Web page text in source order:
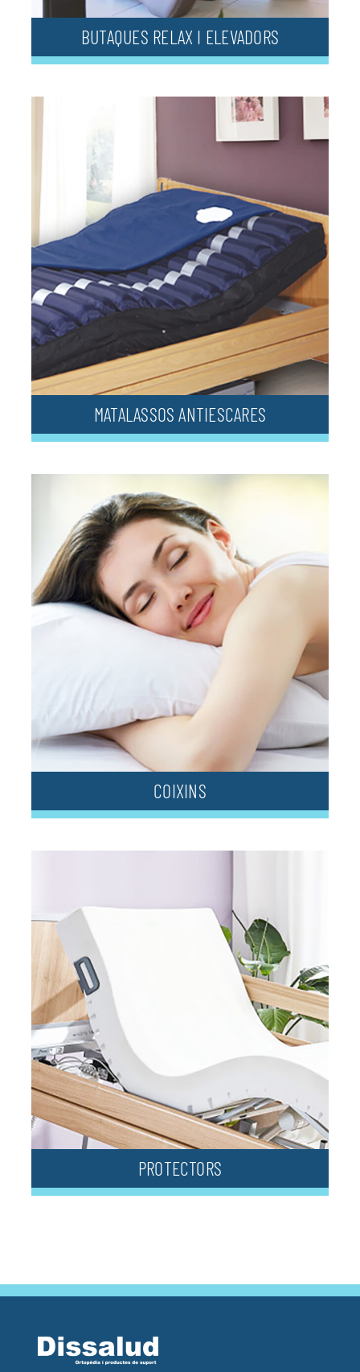
BUTAQUES RELAX I ELEVADORS
MATALASSOS ANTIESCARES
COIXINS
PROTECTORS